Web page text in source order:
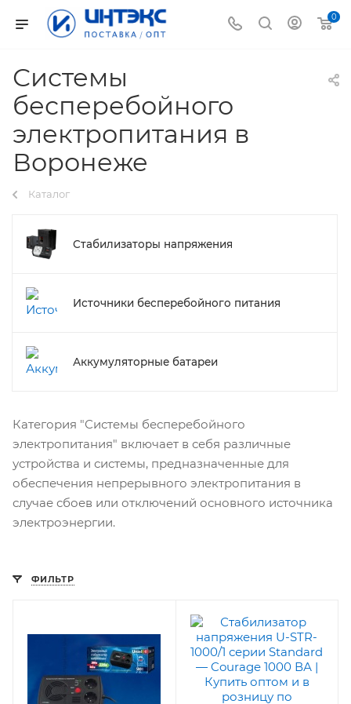
0
Системы
бесперебойного
электропитания в
Воронеже
Каталог
Стабилизаторы напряжения
Источники бесперебойного питания
Аккумуляторные батареи
Категория "Системы бесперебойного
электропитания" включает в себя различные
устройства и системы, предназначенные для
обеспечения непрерывного электропитания в
случае сбоев или отключений основного источника
электроэнергии.
ФИЛЬТР